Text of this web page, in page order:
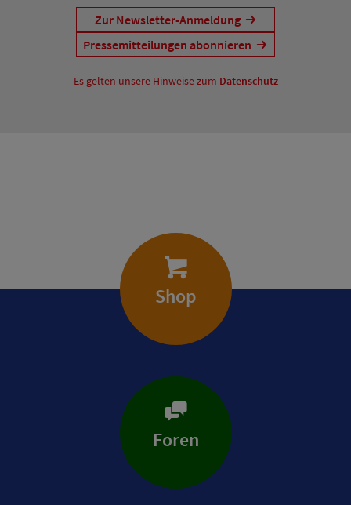
Zur Newsletter-Anmeldung
Pressemitteilungen abonnieren
Es gelten unsere Hinweise zum Datenschutz
Shop
Foren